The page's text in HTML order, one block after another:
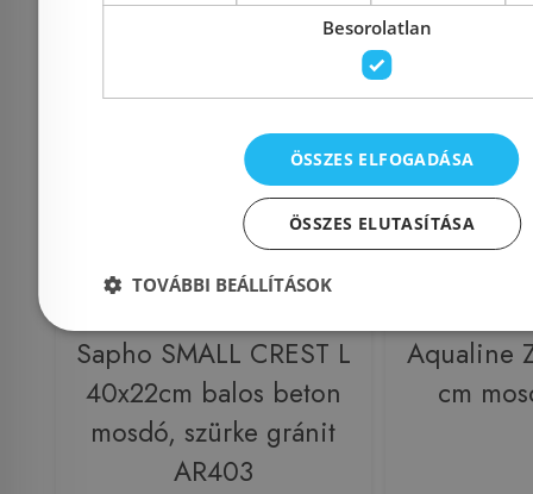
Sapho SMALL CREST L
40x22cm balos beton
mosdó, szürke gránit
AR403
Aqualine
cm
Besorolatlan
ÖSSZES ELFOGADÁSA
ÖSSZES ELUTASÍTÁSA
TOVÁBBI BEÁLLÍTÁSOK